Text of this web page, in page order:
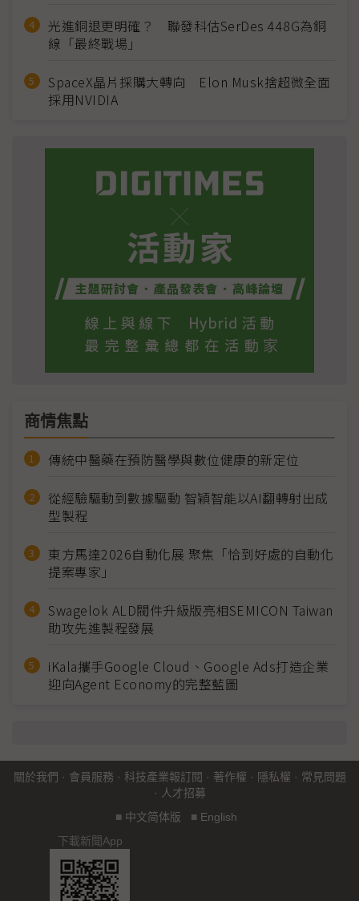
光進銅退更明確？ 聯發科估SerDes 448G為銅
線「最終戰場」
SpaceX晶片採購大轉向 Elon Musk捨超微全面
採用NVIDIA
商情焦點
傳統中醫藥在預防醫學與數位健康的新定位
從經驗驅動到數據驅動 智穎智能以AI翻轉射出成
型製程
東方馬達2026自動化展 聚焦「恰到好處的自動化
提案專家」
Swagelok ALD閥件升級版亮相SEMICON Taiwan
助攻先進製程發展
iKala攜手Google Cloud、Google Ads打造企業
迎向Agent Economy的完整藍圖
關於我們 · 會員服務 · 科技產業報訂閱 · 著作權 · 隱私權 · 常見問題
· 人才招募
■ 中文简体版 ■ English
下載新聞App